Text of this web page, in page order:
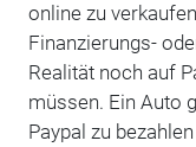
online zu
Finanzierungs-
Realität noch auf
müssen. Ein Auto
Paypal zu